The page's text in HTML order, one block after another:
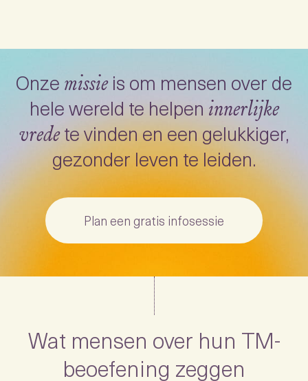
Onze missieis om mensen over de
hele wereld te helpen innerlijke
vredete vinden en een gelukkiger,
gezonder leven te leiden.
Plan een gratis infosessie
Wat mensen over hun TM-
beoefening zeggen